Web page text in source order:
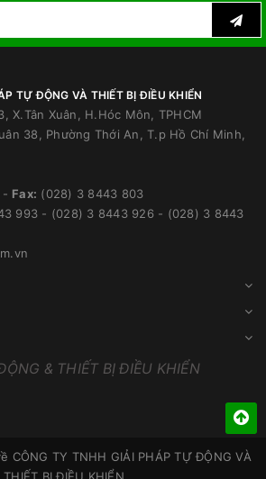
TỰ ĐỘNG VÀ THIẾT BỊ ĐIỀU KHIỂN
X.Tân Xuân, H.Hóc Môn, TPHCM
38, Phường Thới An, T.p Hồ Chí Minh,
- Fax: (028) 3 8443 803
993 - (028) 3 8443 926 - (028) 3 8443
& THIẾT BỊ ĐIỀU KHIỂN
CÔNG TY TNHH GIẢI PHÁP TỰ ĐỘNG VÀ